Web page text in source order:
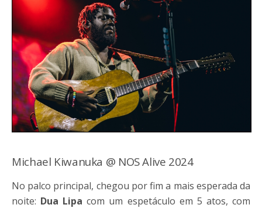
Michael Kiwanuka @ NOS Alive 2024
No palco principal, chegou por fim a mais esperada da
noite: Dua Lipa com um espetáculo em 5 atos, com